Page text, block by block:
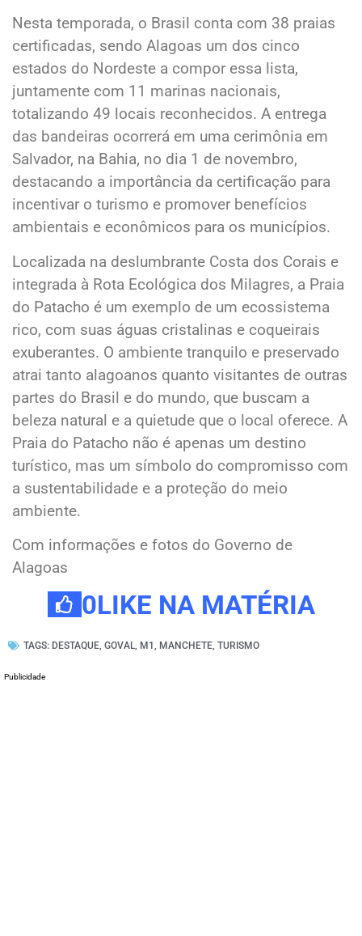
Nesta temporada, o Brasil conta com 38 praias
certificadas, sendo Alagoas um dos cinco
estados do Nordeste a compor essa lista,
juntamente com 11 marinas nacionais,
totalizando 49 locais reconhecidos. A entrega
das bandeiras ocorrerá em uma cerimônia em
Salvador, na Bahia, no dia 1 de novembro,
destacando a importância da certificação para
incentivar o turismo e promover benefícios
ambientais e econômicos para os municípios.
Localizada na deslumbrante Costa dos Corais e
integrada à Rota Ecológica dos Milagres, a Praia
do Patacho é um exemplo de um ecossistema
rico, com suas águas cristalinas e coqueirais
exuberantes. O ambiente tranquilo e preservado
atrai tanto alagoanos quanto visitantes de outras
partes do Brasil e do mundo, que buscam a
beleza natural e a quietude que o local oferece. A
Praia do Patacho não é apenas um destino
turístico, mas um símbolo do compromisso com
a sustentabilidade e a proteção do meio
ambiente.
Com informações e fotos do Governo de
Alagoas
0LIKE NA MATÉRIA
TAGS: DESTAQUE GOVAL M1 MANCHETE TURISMO
Publicidade